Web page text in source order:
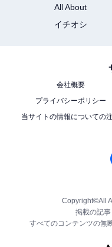
All About
イチオシ
会社概要
プライバシーポリシー
当サイトの情報についての
Copyright©All
掲載の記事
すべてのコンテンツの無